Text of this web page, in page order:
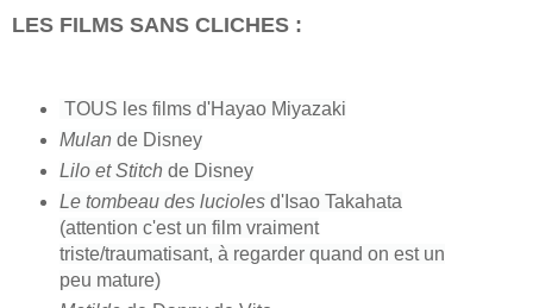
LES FILMS SANS CLICHES :
TOUS l es films d'Hayao Miyazaki
Mulan de Disney
Lilo et Stitch de Disney
Le tombeau des lucioles d'Isao Takahata
(attention c'est un film vraiment
triste/traumatisant, à regarder quand on est un
peu mature)